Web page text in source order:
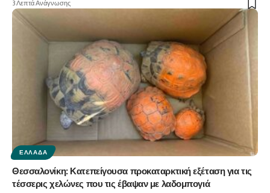
3 Λεπτά Ανάγνωσης
ΕΛΛΆΔΑ
Θεσσαλονίκη: Κατεπείγουσα προκαταρκτική εξέταση για τις
τέσσερις χελώνες που τις έβαψαν με λαδομπογιά